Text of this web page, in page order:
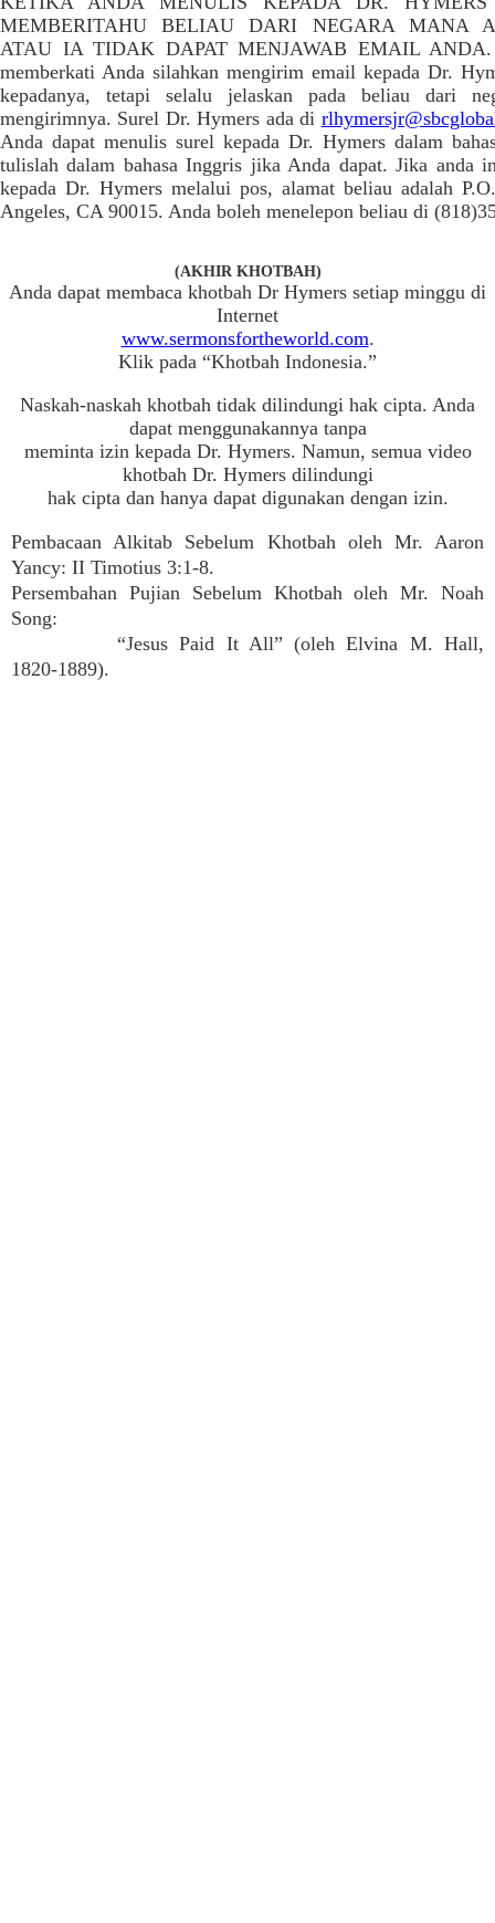
MEMBERITAHU BELIAU DARI NEGARA MANA
ATAU IA TIDAK DAPAT MENJAWAB EMAIL
memberkati Anda silahkan mengirim email kepada Dr.
kepadanya, tetapi selalu jelaskan pada beliau dari
mengirimnya. Surel Dr. Hymers ada di
Anda dapat menulis surel kepada Dr. Hymers dalam
tulislah dalam bahasa Inggris jika Anda dapat. Jika anda
kepada Dr. Hymers melalui pos, alamat beliau adalah
Angeles, CA 90015. Anda boleh menelepon beliau di
(AKHIR KHOTBAH)
Anda dapat membaca khotbah Dr Hymers setiap minggu di
Internet
www.sermonsfortheworld.com.
Klik pada “Khotbah Indonesia.”
Naskah-naskah khotbah tidak dilindungi hak cipta. Anda
dapat menggunakannya tanpa
meminta izin kepada Dr. Hymers. Namun, semua video
khotbah Dr. Hymers dilindungi
hak cipta dan hanya dapat digunakan dengan izin.
Pembacaan Alkitab Sebelum Khotbah oleh Mr. Aaron
Yancy: II Timotius 3:1-8.
Persembahan Pujian Sebelum Khotbah oleh Mr. Noah
Song:
“Jesus Paid It All” (oleh Elvina M. Hall,
1820-1889).